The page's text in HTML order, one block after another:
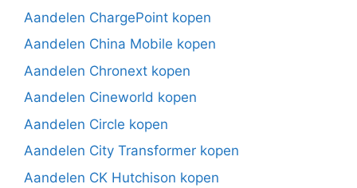
Aandelen ChargePoint kopen
Aandelen China Mobile kopen
Aandelen Chronext kopen
Aandelen Cineworld kopen
Aandelen Circle kopen
Aandelen City Transformer kopen
Aandelen CK Hutchison kopen